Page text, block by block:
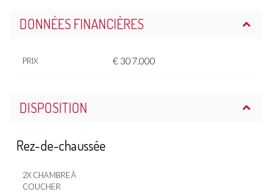
DONNÉES FINANCIÈRES
PRIX € 307.000
DISPOSITION
Rez-de-chaussée
2X CHAMBRE À
COUCHER